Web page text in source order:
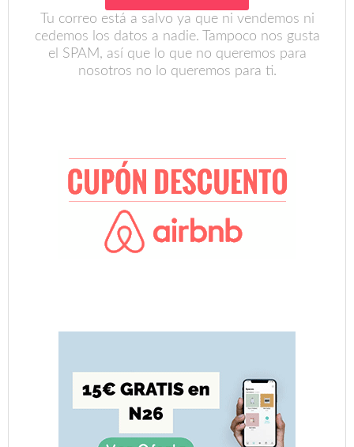
Tu correo está a salvo ya que ni vendemos ni
cedemos los datos a nadie. Tampoco nos gusta
el SPAM, así que lo que no queremos para
nosotros no lo queremos para ti.